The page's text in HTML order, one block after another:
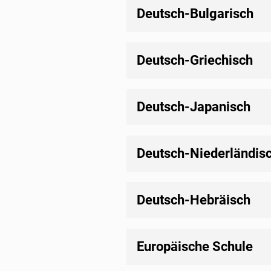
Deutsch-Bulgarisch
Deutsch-Griechisch
Deutsch-Japanisch
Deutsch-
Deutsch-Hebräisch
Europäische Schule